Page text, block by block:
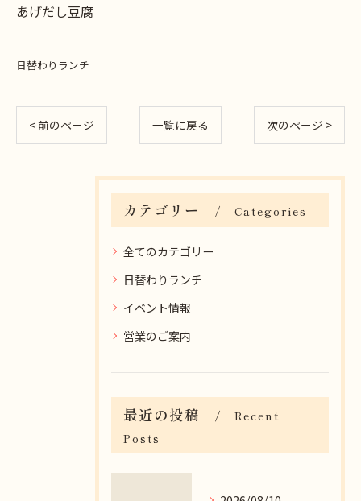
あげだし豆腐
日替わりランチ
< 前のページ 一覧に戻る 次のページ >
カテゴリー Categories
全てのカテゴリー
日替わりランチ
イベント情報
営業のご案内
最近の投稿
Recent
Posts